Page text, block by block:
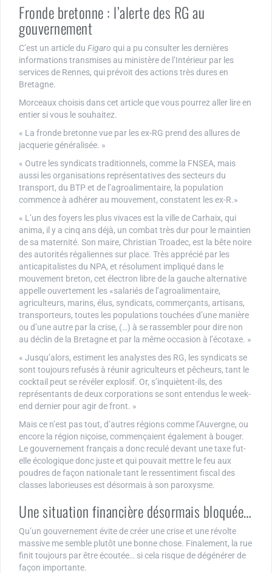
Fronde bretonne : l’alerte des RG au
gouvernement
C’est un article du Figaro qui a pu consulter les dernières
informations transmises au ministère de l’Intérieur par les
services de Rennes, qui prévoit des actions très dures en
Bretagne.
Morceaux choisis dans cet article que vous pourrez aller lire en
entier si vous le souhaitez.
« La fronde bretonne vue par les ex-RG prend des allures de
jacquerie généralisée. »
« Outre les syndicats traditionnels, comme la FNSEA, mais
aussi les organisations représentatives des secteurs du
transport, du BTP et de l’agroalimentaire, la population
commence à adhérer au mouvement, constatent les ex-R.»
« L’un des foyers les plus vivaces est la ville de Carhaix, qui
anima, il y a cinq ans déjà, un combat très dur pour le maintien
de sa maternité. Son maire, Christian Troadec, est la bête noire
des autorités régaliennes sur place. Très apprécié par les
anticapitalistes du NPA, et résolument impliqué dans le
mouvement breton, cet électron libre de la gauche alternative
appelle ouvertement les «salariés de l’agroalimentaire,
agriculteurs, marins, élus, syndicats, commerçants, artisans,
transporteurs, toutes les populations touchées d’une manière
ou d’une autre par la crise, (…) à se rassembler pour dire non
au déclin de la Bretagne et par la même occasion à l’écotaxe. »
« Jusqu’alors, estiment les analystes des RG, les syndicats se
sont toujours refusés à réunir agriculteurs et pêcheurs, tant le
cocktail peut se révéler explosif. Or, s’inquiètent-ils, des
représentants de deux corporations se sont entendus le week-
end dernier pour agir de front. »
Mais ce n’est pas tout, d’autres régions comme l’Auvergne, ou
encore la région niçoise, commençaient également à bouger.
Le gouvernement français a donc reculé devant une taxe fut-
elle écologique donc juste et qui pouvait mettre le feu aux
poudres de façon nationale tant le ressentiment fiscal des
classes laborieuses est désormais à son paroxysme.
Une situation financière désormais bloquée…
Qu’un gouvernement évite de créer une crise et une révolte
massive me semble plutôt une bonne chose. Finalement, la rue
finit toujours par être écoutée… si cela risque de dégénérer de
façon importante.